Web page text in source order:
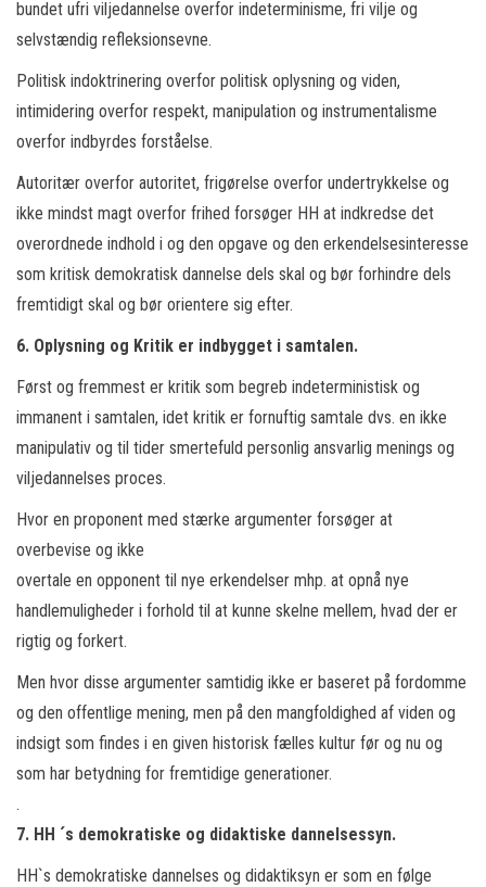
bundet ufri viljedannelse overfor indeterminisme, fri vilje og
selvstændig refleksionsevne.
Politisk indoktrinering overfor politisk oplysning og viden,
intimidering overfor respekt, manipulation og instrumentalisme
overfor indbyrdes forståelse.
Autoritær overfor autoritet, frigørelse overfor undertrykkelse og
ikke mindst magt overfor frihed forsøger HH at indkredse det
overordnede indhold i og den opgave og den erkendelsesinteresse
som kritisk demokratisk dannelse dels skal og bør forhindre dels
fremtidigt skal og bør orientere sig efter.
6. Oplysning og Kritik er indbygget i samtalen.
Først og fremmest er kritik som begreb indeterministisk og
immanent i samtalen, idet kritik er fornuftig samtale dvs. en ikke
manipulativ og til tider smertefuld personlig ansvarlig menings og
viljedannelses proces.
Hvor en proponent med stærke argumenter forsøger at
overbevise og ikke
overtale en opponent til nye erkendelser mhp. at opnå nye
handlemuligheder i forhold til at kunne skelne mellem, hvad der er
rigtig og forkert.
Men hvor disse argumenter samtidig ikke er baseret på fordomme
og den offentlige mening, men på den mangfoldighed af viden og
indsigt som findes i en given historisk fælles kultur før og nu og
som har betydning for fremtidige generationer.
.
7. HH ´s demokratiske og didaktiske dannelsessyn.
HH`s demokratiske dannelses og didaktiksyn er som en følge